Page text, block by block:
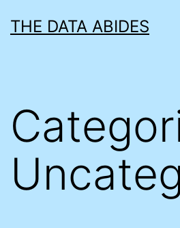
naar
THE DATA ABIDES